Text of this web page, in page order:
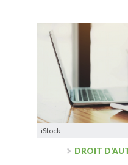
iStock
DROIT